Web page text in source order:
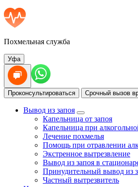
Похмельная служба
Уфа
Проконсультироваться Срочный вызов
Вывод из запоя
Капельница от запоя
Капельница при
Лечение похмелья
Помощь при отравлении
Экстренное вытрезвление
Вывод из запоя в
Принудительный вывод из
Частный вытрезвитель